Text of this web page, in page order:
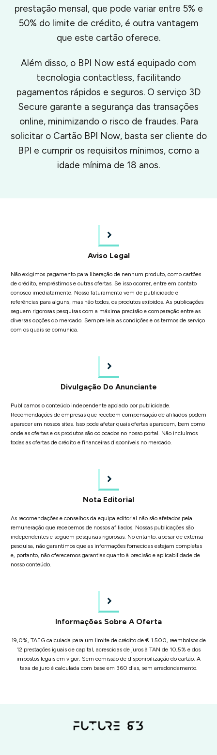
prestação mensal, que pode variar entre 5% e
50% do limite de crédito, é outra vantagem
que este cartão oferece.
Além disso, o BPI Now está equipado com
tecnologia contactless, facilitando
pagamentos rápidos e seguros. O serviço 3D
Secure garante a segurança das transações
online, minimizando o risco de fraudes. Para
solicitar o Cartão BPI Now, basta ser cliente do
BPI e cumprir os requisitos mínimos, como a
idade mínima de 18 anos.
Aviso Legal
Não exigimos pagamento para liberação de nenhum produto, como cartões
de crédito, empréstimos e outras ofertas. Se isso ocorrer, entre em contato
conosco imediatamente. Nosso faturamento vem de publicidade e
referências para alguns, mas não todos, os produtos exibidos. As publicações
seguem rigorosas pesquisas com a máxima precisão e comparação entre as
diversas opções do mercado. Sempre leia as condições e os termos de serviço
com os quais se comunica.
Divulgação Do Anunciante
Publicamos o conteúdo independente apoiado por publicidade.
Recomendações de empresas que recebem compensação de afiliados podem
aparecer em nossos sites. Isso pode afetar quais ofertas aparecem, bem como
onde as ofertas e os produtos são colocados no nosso portal. Não incluímos
todas as ofertas de crédito e financeiras disponíveis no mercado.
Nota Editorial
As recomendações e conselhos da equipa editorial não são afetados pela
remuneração que recebemos de nossos afiliados. Nossas publicações são
independentes e seguem pesquisas rigorosas. No entanto, apesar de extensa
pesquisa, não garantimos que as informações fornecidas estejam completas
e, portanto, não oferecemos garantias quanto à precisão e aplicabilidade de
nosso conteúdo.
Informações Sobre A Oferta
19,0%, TAEG calculada para um limite de crédito de € 1.500, reembolsos de
12 prestações iguais de capital, acrescidas de juros à TAN de 10,5% e dos
impostos legais em vigor. Sem comissão de disponibilização do cartão. A
taxa de juro é calculada com base em 360 dias, sem arredondamento.